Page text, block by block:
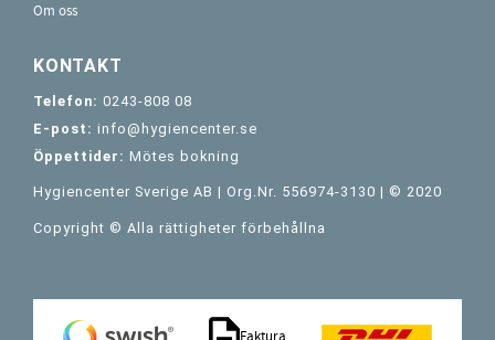
Om oss
KONTAKT
Telefon: 0243-808 08
E-post: info@hygiencenter.se
Öppettider: Mötes bokning
Hygiencenter Sverige AB | Org.Nr. 556974-3130 | © 2020
Copyright © Alla rättigheter förbehållna
Faktura